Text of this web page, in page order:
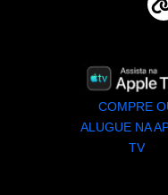
COMPRE
ALUGUE NA
TV